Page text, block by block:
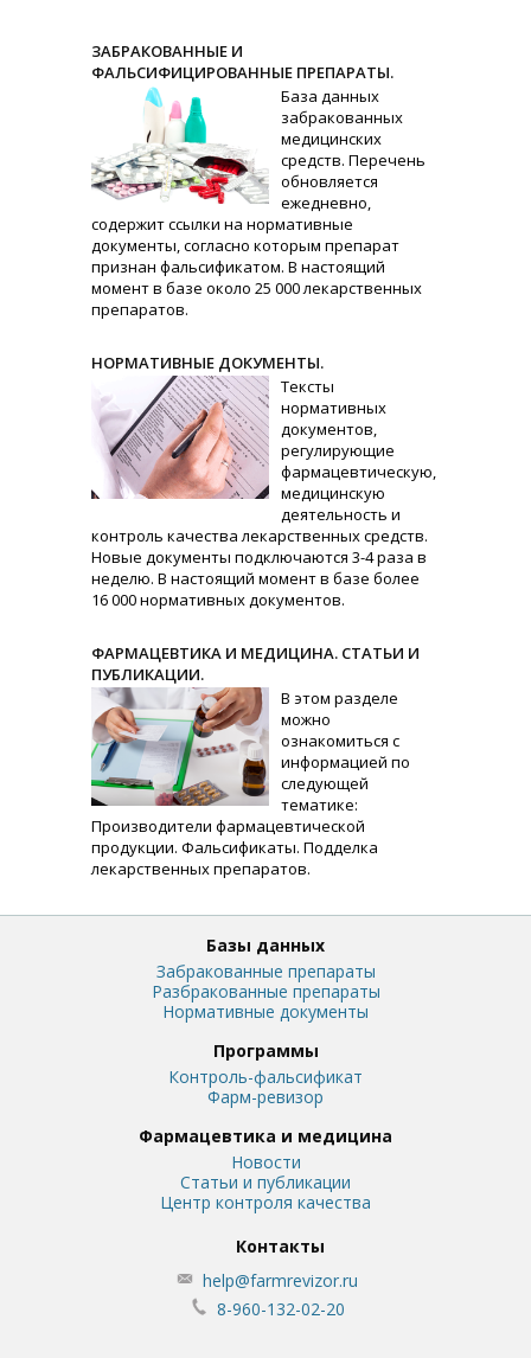
ЗАБРАКОВАННЫЕ И
ФАЛЬСИФИЦИРОВАННЫЕ ПРЕПАРАТЫ.
База данных
забракованных
медицинских
средств. Перечень
обновляется
ежедневно,
содержит ссылки на нормативные
документы, согласно которым препарат
признан фальсификатом. В настоящий
момент в базе около 25 000 лекарственных
препаратов.
НОРМАТИВНЫЕ ДОКУМЕНТЫ.
Тексты
нормативных
документов,
регулирующие
фармацевтическую,
медицинскую
деятельность и
контроль качества лекарственных средств.
Новые документы подключаются 3-4 раза в
неделю. В настоящий момент в базе более
16 000 нормативных документов.
ФАРМАЦЕВТИКА И МЕДИЦИНА. СТАТЬИ И
ПУБЛИКАЦИИ.
В этом разделе
можно
ознакомиться с
информацией по
следующей
тематике:
Производители фармацевтической
продукции. Фальсификаты. Подделка
лекарственных препаратов.
Базы данных
Забракованные препараты
Разбракованные препараты
Нормативные документы
Программы
Контроль-фальсификат
Фарм-ревизор
Фармацевтика и медицина
Новости
Статьи и публикации
Центр контроля качества
Контакты
help@farmrevizor.ru
8-960-132-02-20